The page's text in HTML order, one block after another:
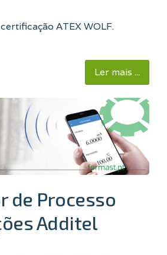
ATEX WOLF.
Ler mais ...
de Processo
Additel